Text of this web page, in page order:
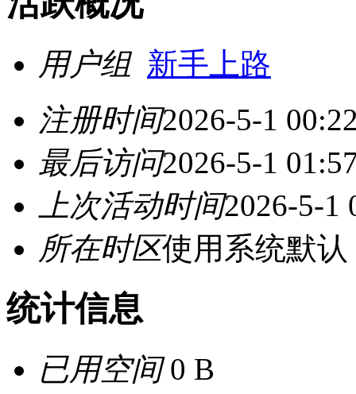
用户组 新手上路
注册时间2026-5-1
最后访问2026-5-1
上次活动时间2026-5-1
所在时区使用系统默认
统计信息
已用空间0 B